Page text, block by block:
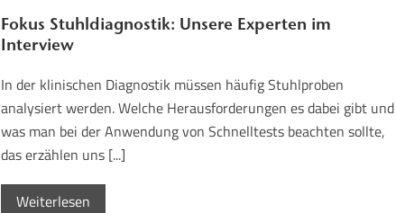
Fokus Stuhldiagnostik: Unsere Experten im
Interview
In der klinischen Diagnostik müssen häufig Stuhlproben
analysiert werden. Welche Herausforderungen es dabei gibt und
was man bei der Anwendung von Schnelltests beachten sollte,
das erzählen uns [...]
Weiterlesen